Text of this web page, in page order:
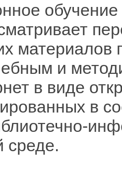
материалов
и
в виде
в
среде.